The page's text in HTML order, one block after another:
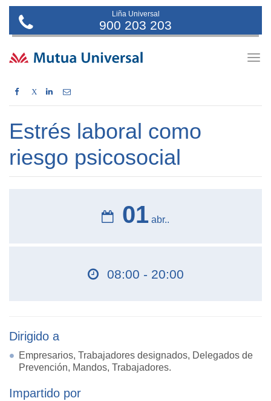
Liña Universal
900 203 203
X
Estrés laboral como
riesgo psicosocial
01 abr..
08:00 - 20:00
Dirigido a
Empresarios, Trabajadores designados, Delegados de
Prevención, Mandos, Trabajadores.
Impartido por